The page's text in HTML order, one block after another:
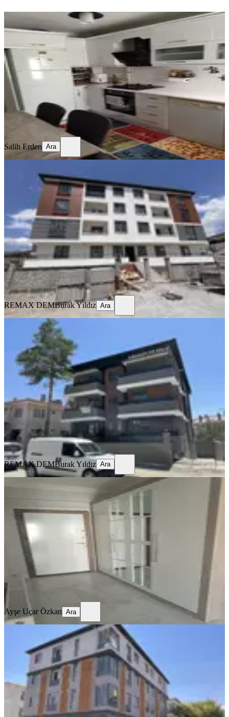
YENİ
Temiz Bakımlı Daire
Merkez, Mimar Sinan Mahallesi
·130 m² Kot 1·06.08.2026
17.750 ₺
Salih Erden
Salih Erden Ara
Remax Dem'den Cumhuriyet Mah.
2+1 Kiralık Daire
Merkez, Başbağlar Mahallesi
2+1·90 m²·1. Kat 04.08.2026
19.500 ₺
REMAX DEMBurak Yıldız
REMAX DEMBurak Yıldız Ara
SIFIR BİNA
Remax Dem'den Halitpaşa Mah. 1+1
Kiralık Daire
Merkez, Halitpaşa Mahallesi
1+1·65 m² 2. Kat·04.08.2026
16.500 ₺
REMAX DEM Burak Yıldız
Ara
REMAX DEMBurak Yıldız Ara
4,5+1 Temiz Lüks Daire
Merkez, Demirkent Mahallesi
4.5+1·
32.000 ₺
Ayşe Uçar Özkan
Ayşe Uçar Özkan Ara
Remax Dem'den İnönü Mah.yerden
Isıtmalı Kiralık 2+0 Lüx Daireler
Merkez, İnönü Mahallesi
2+0
70 m² 3. Kat· 29.07.2026
25.000 ₺